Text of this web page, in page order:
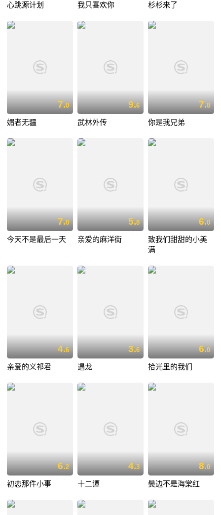
心跳源计划 我只喜欢你 杉杉来了
7.0
媚者无疆
9.6
武林外传
7.8
你是我兄弟
7.0
今天不是最后一天
5.8
亲爱的麻洋街
6.0
致我们甜甜的小美
满
4.6
亲爱的义祁君
3.6
遇龙
6.0
拾光里的我们
6.2
初恋那件小事
4.3
十二谭
8.0
鬓边不是海棠红